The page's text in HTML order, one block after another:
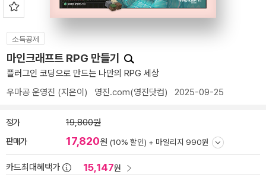
소득공제
마인크래프트 RPG 만들기
플러그인 코딩으로 만드는 나만의 RPG 세상
우마공 운영진 (지은이) 영진.com(영진닷컴) 2025-09-25
정가 19,800원
판매가 17,820원 (10% 할인) + 마일리지 990원
카드최대혜택가 15,147원